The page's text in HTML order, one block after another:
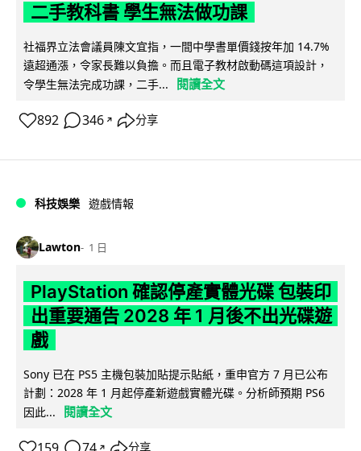
二手教科書 學生無法做功課
社福界立法會議員陳文宜指，一間中學書單價錢按年加 14.7%
遠超通漲，令家長難以負擔。而且電子教材啟動碼這項設計，
令學生無法完成功課，二手...
閱讀全文
892 346 ↗ 分享
科技娛樂 遊戲情報
Lawton 1 日
PlayStation 確認停產實體光碟 包裝印
出重要通告 2028 年 1 月後不出光碟遊
戲
Sony 已在 PS5 主機包裝加貼提示貼紙，重申官方 7 月已公布
計劃：2028 年 1 月起停產新遊戲實體光碟。分析師預期 PS6
因此...
閱讀全文
↗ 分享